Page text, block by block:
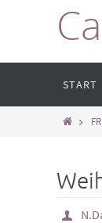
springen
START
Start